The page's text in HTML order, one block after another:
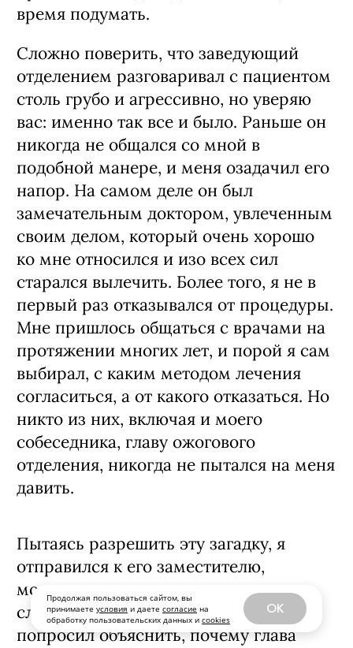
Продолжая пользоваться сайтом, вы
принимаете условия и даете согласие на
обработку пользовательских данных и cookies
OK
время подумать.
Сложно поверить, что заведующий
отделением разговаривал с пациентом
столь грубо и агрессивно, но уверяю
вас: именно так все и было. Раньше он
никогда не общался со мной в
подобной манере, и меня озадачил его
напор. На самом деле он был
замечательным доктором, увлеченным
своим делом, который очень хорошо
ко мне относился и изо всех сил
старался вылечить. Более того, я не в
первый раз отказывался от процедуры.
Мне пришлось общаться с врачами на
протяжении многих лет, и порой я сам
выбирал, с каким методом лечения
согласиться, а от какого отказаться. Но
никто из них, включая и моего
собеседника, главу ожогового
отделения, никогда не пытался на меня
давить.
Пытаясь разрешить эту загадку, я
отправился к его заместителю,
молодому врачу, с которым у нас
сложились хорошие отношения, и
попросил объяснить, почему глава